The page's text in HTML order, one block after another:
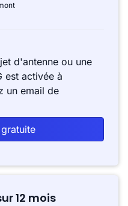
d'antenne ou une
est activée à
un email de
12 mois